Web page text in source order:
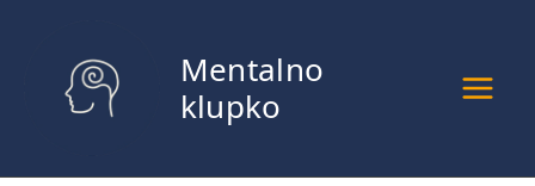
sadržaj
Mentalno
klupko